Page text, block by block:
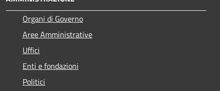
Organi di Governo
Aree Amministrative
Uffici
Enti e fondazioni
Politici